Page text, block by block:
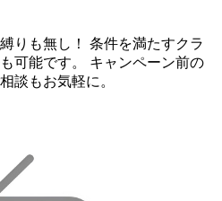
りも無し！ 条件を満たすクラ
可能です。 キャンペーン前の
談もお気軽に。